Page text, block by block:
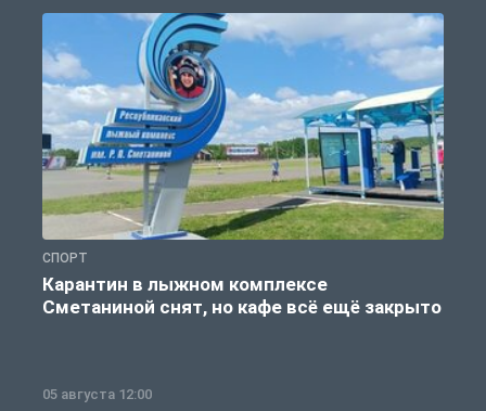
СПОРТ
Карантин в лыжном комплексе
Сметаниной снят, но кафе всё ещё закрыто
05 августа 12:00